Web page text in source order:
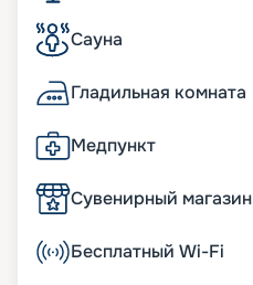
Сауна
Гладильная комната
Медпункт
Сувенирный магазин
Бесплатный Wi-Fi